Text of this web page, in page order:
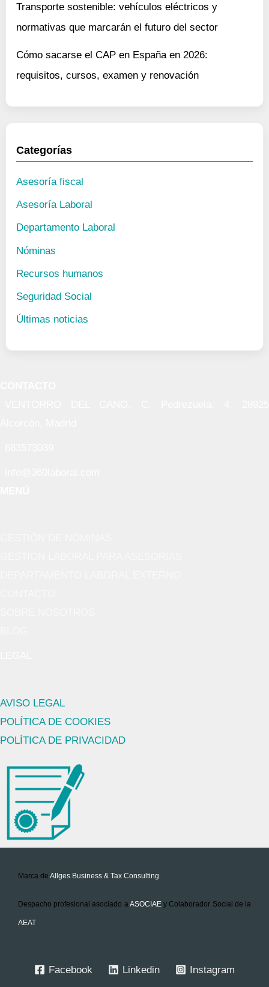
Transporte sostenible: vehículos eléctricos y
normativas que marcarán el futuro del sector
Cómo sacarse el CAP en España en 2026:
requisitos, cursos, examen y renovación
Categorías
Asesoría fiscal
Asesoría Laboral
Departamento Laboral
Nóminas
Recursos humanos
Seguridad Social
Últimas noticias
AVISO LEGAL
POLÍTICA DE COOKIES
POLÍTICA DE PRIVACIDAD
Marca de Allges Business & Tax Consulting
Despacho profesional asociado aASOCIAE y Colaborador Social de la
AEAT
Facebook Linkedin Instagram